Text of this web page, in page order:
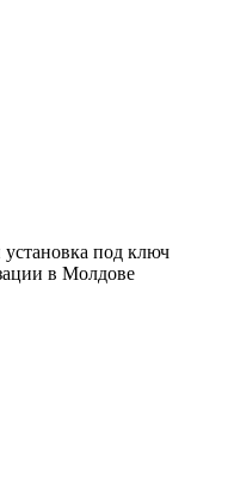
под ключ
в Молдове